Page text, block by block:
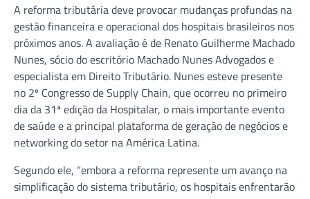
A reforma tributária deve provocar mudanças profundas na
gestão financeira e operacional dos hospitais brasileiros nos
próximos anos. A avaliação é de Renato Guilherme Machado
Nunes, sócio do escritório Machado Nunes Advogados e
especialista em Direito Tributário. Nunes esteve presente
no 2º Congresso de Supply Chain, que ocorreu no primeiro
dia da 31ª edição da Hospitalar, o mais importante evento
de saúde e a principal plataforma de geração de negócios e
networking do setor na América Latina.
Segundo ele, “embora a reforma represente um avanço na
simplificação do sistema tributário, os hospitais enfrentarão